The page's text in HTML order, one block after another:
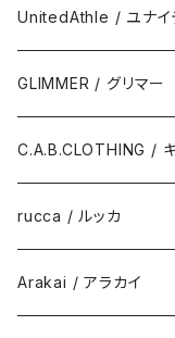
UnitedAthle / ユナイ
GLIMMER / グリマー
C.A.B.CLOTHING /
rucca / ルッカ
Arakai / アラカイ